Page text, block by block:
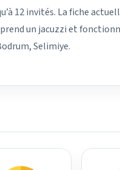
12 invités. La fiche
un jacuzzi et
Selimiye.